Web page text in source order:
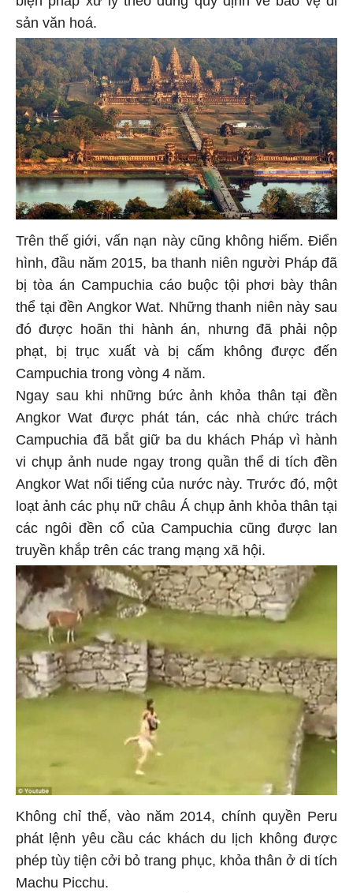
sản văn hoá.
Trên thế giới, vấn nạn này cũng không hiếm. Điển
hình, đầu năm 2015, ba thanh niên người Pháp đã
bị tòa án Campuchia cáo buộc tội phơi bày thân
thể tại đền Angkor Wat. Những thanh niên này sau
đó được hoãn thi hành án, nhưng đã phải nộp
phạt, bị trục xuất và bị cấm không được đến
Campuchia trong vòng 4 năm.
Ngay sau khi những bức ảnh khỏa thân tại đền
Angkor Wat được phát tán, các nhà chức trách
Campuchia đã bắt giữ ba du khách Pháp vì hành
vi chụp ảnh nude ngay trong quần thể di tích đền
Angkor Wat nổi tiếng của nước này. Trước đó, một
loạt ảnh các phụ nữ châu Á chụp ảnh khỏa thân tại
các ngôi đền cổ của Campuchia cũng được lan
truyền khắp trên các trang mạng xã hội.
Không chỉ thế, vào năm 2014, chính quyền Peru
phát lệnh yêu cầu các khách du lịch không được
phép tùy tiện cởi bỏ trang phục, khỏa thân ở di tích
Machu Picchu.